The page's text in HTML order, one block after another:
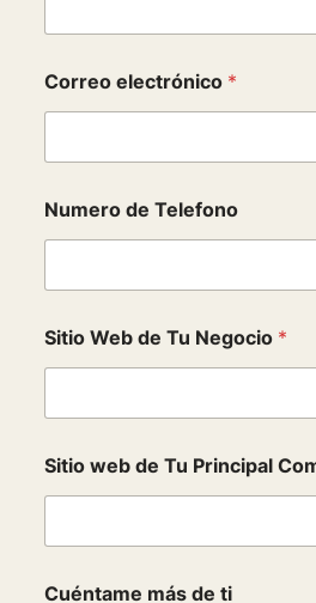
Correo electrónico *
Numero de Telefono
u
é
t
m
e
d
S
t
Sitio Web de Tu Negocio *
Sitio web de Tu Principal
Cuéntame más de ti